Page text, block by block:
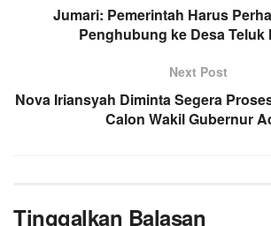
r
p
p
a
m
Jumari: Pemerintah Harus
Penghubung ke Desa Teluk
Next Post
Nova Iriansyah Diminta Segera
Calon Wakil Gubernur
Tinggalkan Balasan